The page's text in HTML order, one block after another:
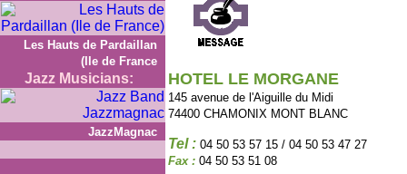
Les Hauts de Pardaillan
(Ile de France
Jazz Musicians:
JazzMagnac
HOTEL LE MORGANE
145 avenue de l'Aiguille du Midi
74400 CHAMONIX MONT BLANC
Tel : 04 50 53 57 15 / 04 50 53 47 27
Fax : 04 50 53 51 08